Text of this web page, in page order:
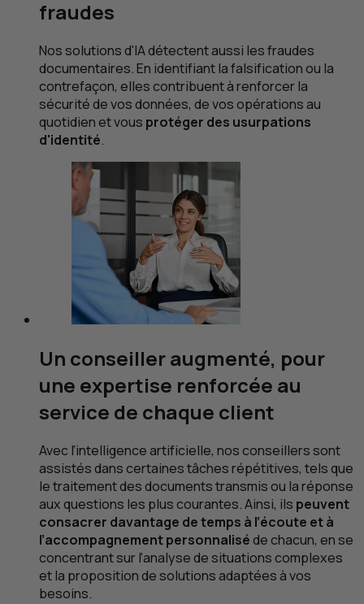
fraudes
Nos solutions d'IAdétectent aussi les fraudes
documentaires. En identifiant la falsification ou la
contrefaçon, elles contribuent à renforcer la
sécurité de vos données, de vos opérations au
quotidien et vous protéger des usurpations
d'identité.
Un conseiller augmenté, pour
une expertise renforcée au
service de chaque client
Avec l’intelligence artificielle, nos conseillers sont
assistés dans certaines tâches répétitives, tels que
le traitement des documents transmis ou la réponse
aux questions les plus courantes. Ainsi, ils peuvent
consacrer davantage de temps à l’écoute et à
l’accompagnement personnaliséde chacun, en se
concentrant sur l’analyse de situations complexes
et la proposition de solutions adaptées à vos
besoins.